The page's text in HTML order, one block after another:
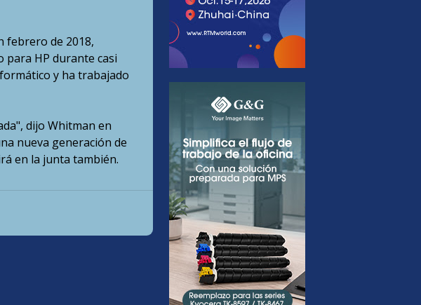
febrero de 2018,
para HP durante casi
y ha trabajado
dijo Whitman en
nueva generación de
en la junta también.